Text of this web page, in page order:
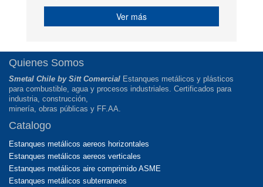
Ver más
Quienes Somos
Smetal Chile by Sitt Comercial Estanques metálicos y plásticos
para combustible, agua y procesos industriales. Certificados para
industria, construcción,
minería, obras públicas y FF.AA.
Catalogo
Estanques metálicos aereos horizontales
Estanques metálicos aereos verticales
Estanques metálicos aire comprimido ASME
Estanques metálicos subterraneos